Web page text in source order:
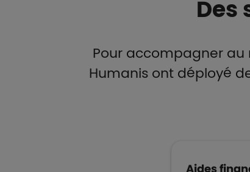
Des
Pour accompagner au
Humanis ont déployé
Aides